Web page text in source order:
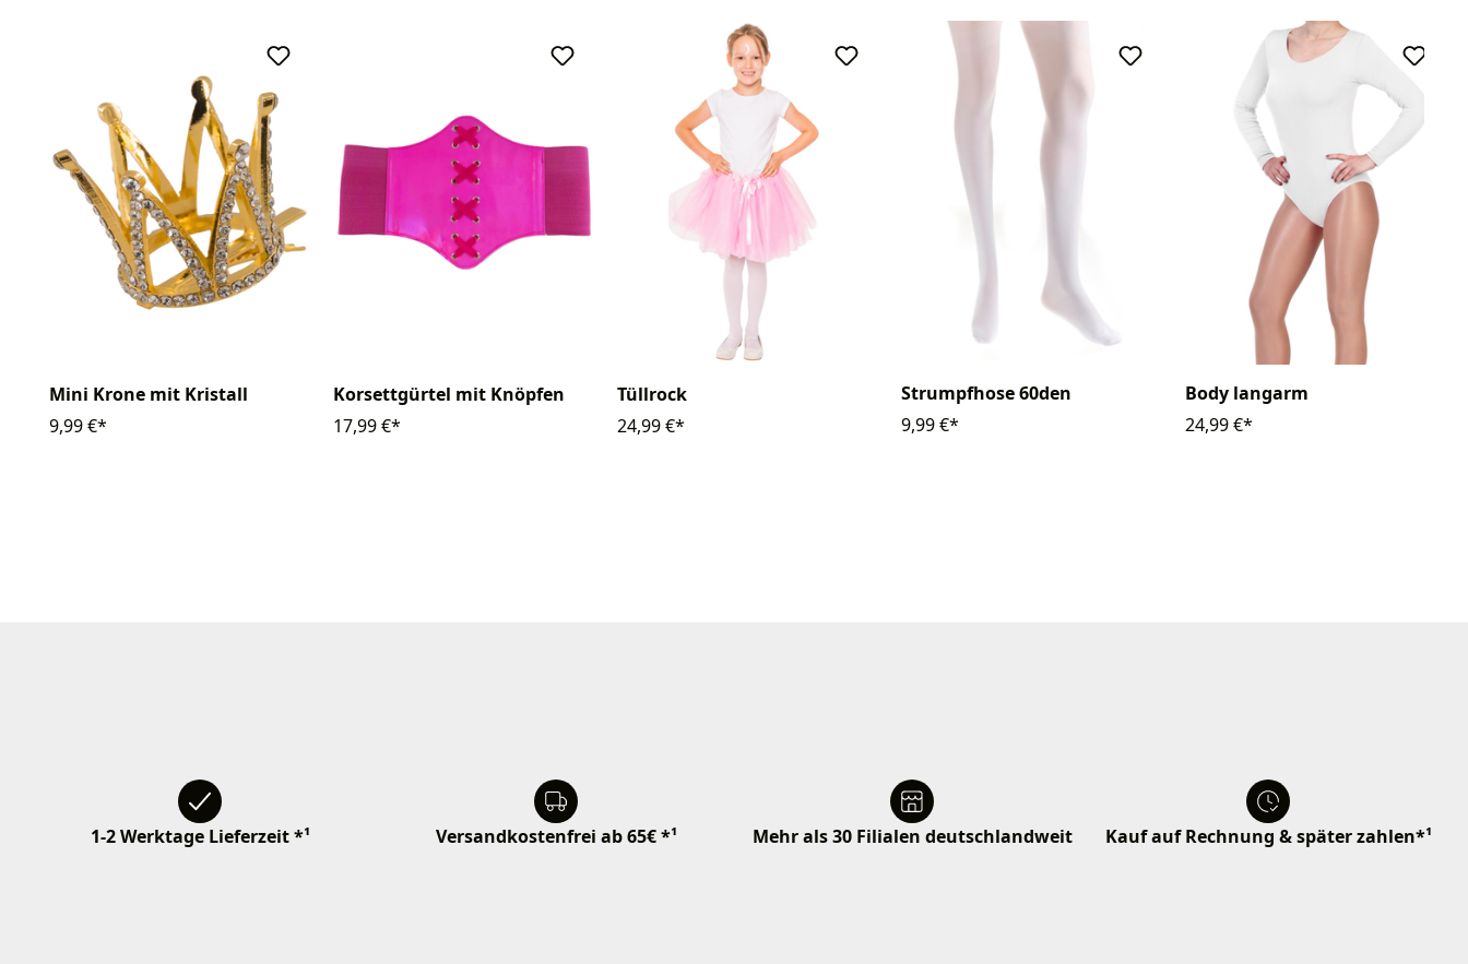
Mini Krone mit Kristall
9,99 €*
Korsettgürtel mit Knöpfen
17,99 €*
Tüllrock
24,99 €*
Strumpfhose 60den
9,99 €*
Body langarm
24,99 €*
1-2 Werktage Lieferzeit *¹ Versandkostenfrei ab 65€ *¹ Mehr als 30 Filialen deutschlandweit Kauf auf Rechnung & später zahlen*¹